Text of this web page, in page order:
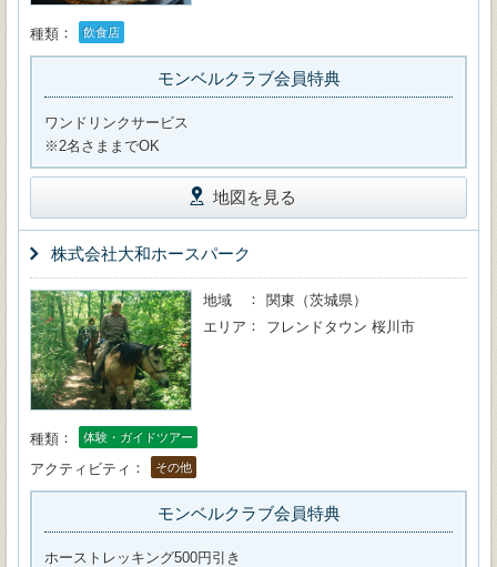
種類 飲食店
モンベルクラブ会員特典
ワンドリンクサービス
※2名さままでOK
地図を見る
株式会社大和ホースパーク
地域
関東（茨城県）
エリア
フレンドタウン 桜川市
種類 体験・ガイドツアー
アクティビティ その他
モンベルクラブ会員特典
ホーストレッキング500円引き